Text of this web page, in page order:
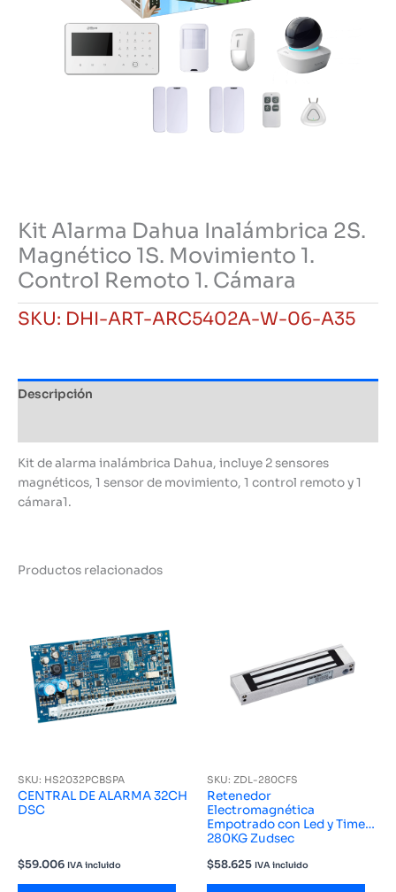
Kit Alarma Dahua Inalámbrica 2S.
Magnético 1S. Movimiento 1.
Control Remoto 1. Cámara
SKU: DHI-ART-ARC5402A-W-06-A35
Descripción
Kit de alarma inalámbrica Dahua, incluye 2 sensores
magnéticos, 1 sensor de movimiento, 1 control remoto y 1
cámara1.
Productos relacionados
SKU: HS2032PCBSPA
CENTRAL DE ALARMA 32CH
DSC
$59.006 IVA incluido
SKU: ZDL-280CFS
Retenedor
Electromagnética
Empotrado con Led y Timer
280KG Zudsec
$58.625 IVA incluido